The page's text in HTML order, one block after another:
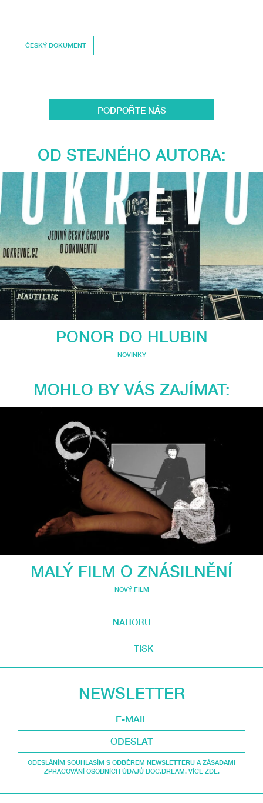
ČESKÝ DOKUMENT
PODPOŘTE NÁS
OD STEJNÉHO AUTORA:
PONOR DO HLUBIN
NOVINKY
MOHLO BY VÁS ZAJÍMAT:
MALÝ FILM O ZNÁSILNĚNÍ
NOVÝ FILM
NAHORU
TISK
NEWSLETTER
ODESLAT
ODESLÁNÍM SOUHLASÍM S ODBĚREM NEWSLETTERU A ZÁSADAMI
ZPRACOVÁNÍ OSOBNÍCH ÚDAJŮ DOC.DREAM. VÍCE ZDE.